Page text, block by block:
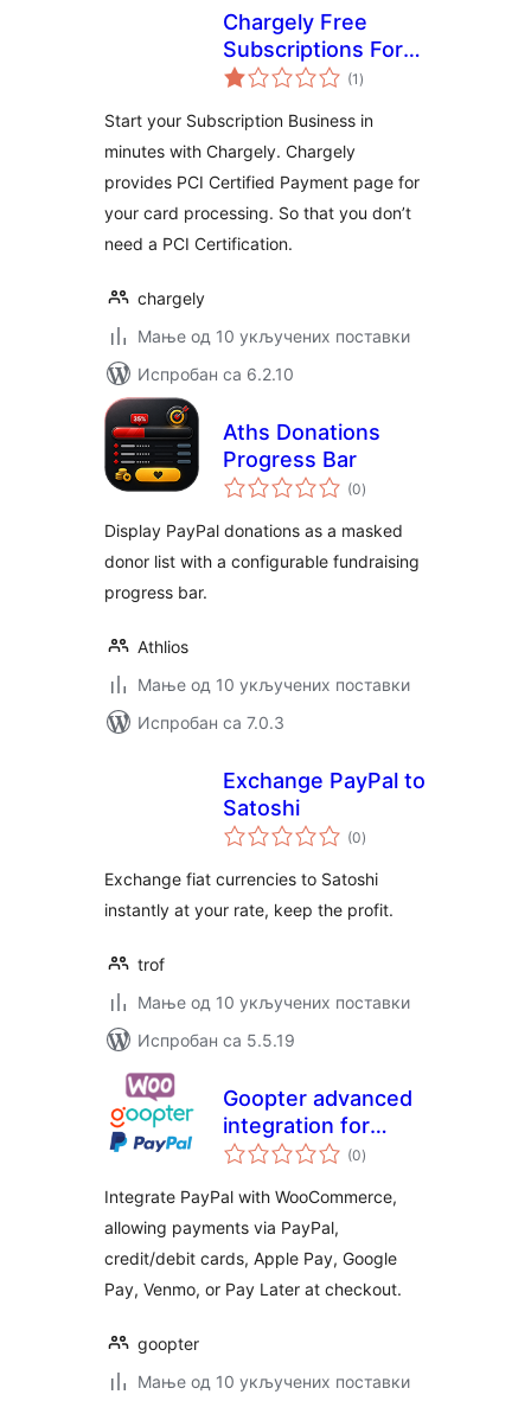
Chargely Free
Subscriptions For
Woocommernce
(1 укупних
оцена
)
Start your Subscription Business in
minutes with Chargely. Chargely
provides PCI Certified Payment page for
your card processing. So that you don’t
need a PCI Certification.
chargely
Мање од 10 укључених поставки
Испробан са 6.2.10
Aths Donations
Progress Bar
(0укупних
оцена
)
Display PayPal donations as a masked
donor list with a configurable fundraising
progress bar.
Athlios
Мање од 10 укључених поставки
Испробан са 7.0.3
Exchange PayPal to
Satoshi
(0укупних
оцена
)
Exchange fiat currencies to Satoshi
instantly at your rate, keep the profit.
trof
Мање од 10 укључених поставки
Испробан са 5.5.19
Goopter advanced
integration for
PayPal Complete
WooCommerce
(0укупних
оцена
)
Integrate PayPal with WooCommerce,
allowing payments via PayPal,
credit/debit cards, Apple Pay, Google
Pay, Venmo, or Pay Later at checkout.
goopter
Мање од 10 укључених поставки